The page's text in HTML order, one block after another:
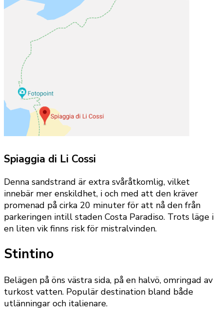
Spiaggia di Li Cossi
Denna sandstrand är extra svåråtkomlig, vilket
innebär mer enskildhet, i och med att den kräver
promenad på cirka 20 minuter för att nå den från
parkeringen intill staden Costa Paradiso. Trots läge i
en liten vik finns risk för mistralvinden.
Stintino
Belägen på öns västra sida, på en halvö, omringad av
turkost vatten. Populär destination bland både
utlänningar och italienare.